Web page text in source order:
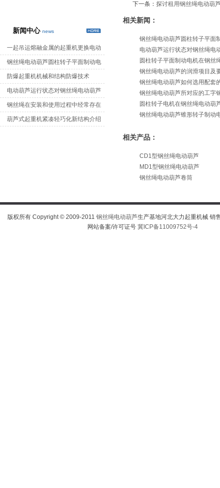
下一条： 探讨租用钢丝绳电动葫
相关新闻：
钢丝绳电动葫芦圆柱转子平面
电动葫芦运行状态对钢丝绳电
圆柱转子平面制动电机在钢丝
钢丝绳电动葫芦的润滑项目及
钢丝绳电动葫芦如何选用配套
钢丝绳电动葫芦所对应的工字
圆柱转子电机在钢丝绳电动葫
钢丝绳电动葫芦锥形转子制动
相关产品：
CD1型钢丝绳电动葫芦
MD1型钢丝绳电动葫芦
钢丝绳电动葫芦卷筒
新闻中心 news
一起吊运熔融金属的起重机更换电动
钢丝绳电动葫芦圆柱转子平面制动电
防爆起重机机械和结构防爆技术
电动葫芦运行状态对钢丝绳电动葫芦
钢丝绳在安装和使用过程中经常存在
葫芦式起重机紧凑轻巧化新结构介绍
版权所有 Copyright © 2009-2011 钢丝绳电动葫芦生产基地河北大力起重机械 销
网站备案/许可证号 冀ICP备11009752号-4